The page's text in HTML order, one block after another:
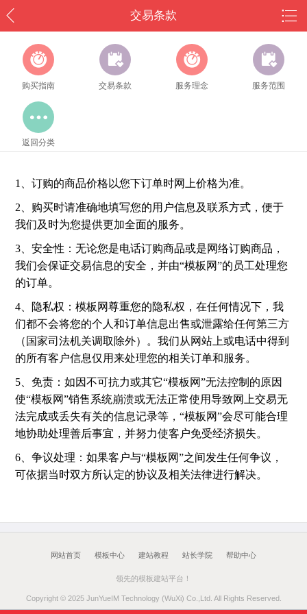
交易条款
购买指南 交易条款 服务理念 服务范围
返回分类
1、订购的商品价格以您下订单时网上价格为准。
2、购买时请准确地填写您的用户信息及联系方式，便于
我们及时为您提供更加全面的服务。
3、安全性：无论您是电话订购商品或是网络订购商品，
我们会保证交易信息的安全，并由“模板网”的员工处理您
的订单。
4、隐私权：模板网尊重您的隐私权，在任何情况下，我
们都不会将您的个人和订单信息出售或泄露给任何第三方
（国家司法机关调取除外）。我们从网站上或电话中得到
的所有客户信息仅用来处理您的相关订单和服务。
5、免责：如因不可抗力或其它“模板网”无法控制的原因
使“模板网”销售系统崩溃或无法正常使用导致网上交易无
法完成或丢失有关的信息记录等，“模板网”会尽可能合理
地协助处理善后事宜，并努力使客户免受经济损失。
6、争议处理：如果客户与“模板网”之间发生任何争议，
可依据当时双方所认定的协议及相关法律进行解决。
网站首页 模板中心 建站教程 站长学院 帮助中心
领先的模板建站平台！
Copyright © 2025 JunYueIM Technology (WuXi) Co.,Ltd. All Rights Reserved.